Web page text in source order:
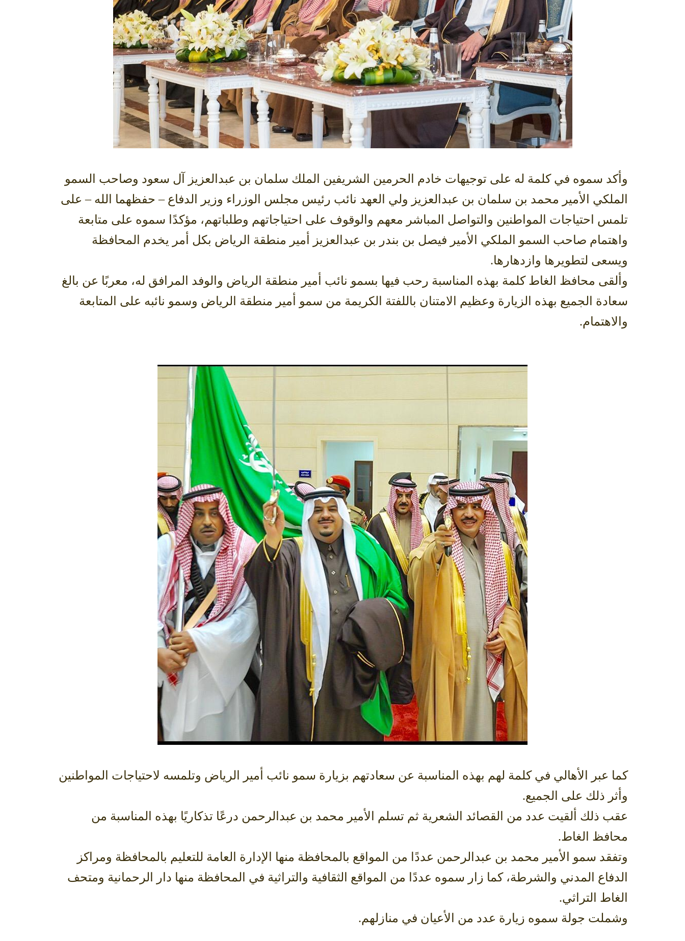
وأكد سموه في كلمة له على توجيهات خادم الحرمين الشريفين الملك سلمان بن عبدالعزيز آل سعود وصاحب السمو
الملكي الأمير محمد بن سلمان بن عبدالعزيز ولي العهد نائب رئيس مجلس الوزراء وزير الدفاع – حفظهما الله – على
تلمس احتياجات المواطنين والتواصل المباشر معهم والوقوف على احتياجاتهم وطلباتهم، مؤكدًا سموه على متابعة
واهتمام صاحب السمو الملكي الأمير فيصل بن بندر بن عبدالعزيز أمير منطقة الرياض بكل أمر يخدم المحافظة
ويسعى لتطويرها وازدهارها.
وألقى محافظ الغاط كلمة بهذه المناسبة رحب فيها بسمو نائب أمير منطقة الرياض والوفد المرافق له، معربًا عن بالغ
سعادة الجميع بهذه الزيارة وعظيم الامتنان باللفتة الكريمة من سمو أمير منطقة الرياض وسمو نائبه على المتابعة
والاهتمام.
كما عبر الأهالي في كلمة لهم بهذه المناسبة عن سعادتهم بزيارة سمو نائب أمير الرياض وتلمسه لاحتياجات المواطنين
وأثر ذلك على الجميع.
عقب ذلك ألقيت عدد من القصائد الشعرية ثم تسلم الأمير محمد بن عبدالرحمن درعًا تذكاريًا بهذه المناسبة من
محافظ الغاط.
وتفقد سمو الأمير محمد بن عبدالرحمن عددًا من المواقع بالمحافظة منها الإدارة العامة للتعليم بالمحافظة ومراكز
الدفاع المدني والشرطة، كما زار سموه عددًا من المواقع الثقافية والتراثية في المحافظة منها دار الرحمانية ومتحف
الغاط التراثي.
وشملت جولة سموه زيارة عدد من الأعيان في منازلهم.